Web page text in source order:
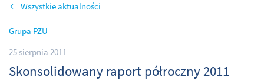
Wszystkie aktualności
Grupa PZU
25 sierpnia 2011
Skonsolidowany raport półroczny 2011